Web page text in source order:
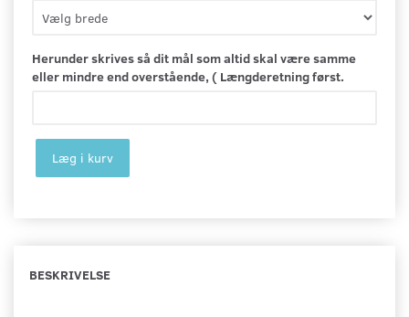
Herunder skrives så dit mål som altid skal være samme
eller mindre end overstående, ( Længderetning først.
Læg i kurv
BESKRIVELSE